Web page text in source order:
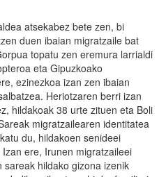
atsekabez bete zen, bi
duen ibaian migratzaile bat
topatu zen eremura larrialdi
eta Gipuzkoako
ezinezkoa izan zen ibaian
Heriotzaren berri izan
hildakoak 38 urte zituen eta Boli
migratzailearen identitatea
du, hildakoen senideei
ere, Irunen migratzaileei
hildako gizona izenik